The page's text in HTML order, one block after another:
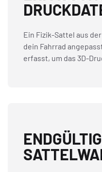
Ein Fizik-Sattel aus
dein Fahrrad
erfasst, um das 3D-